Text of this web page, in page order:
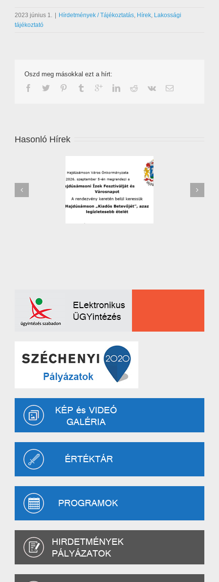
2023 június 1. | Hírdetmények / Tájékoztatás Hírek Lakossági
tájékoztató
Oszd meg másokkal ezt a hírt:
Hasonló Hírek
– 2026 –
Leállítják a jégkármérséklő
rendszert Hajdú-Biharban